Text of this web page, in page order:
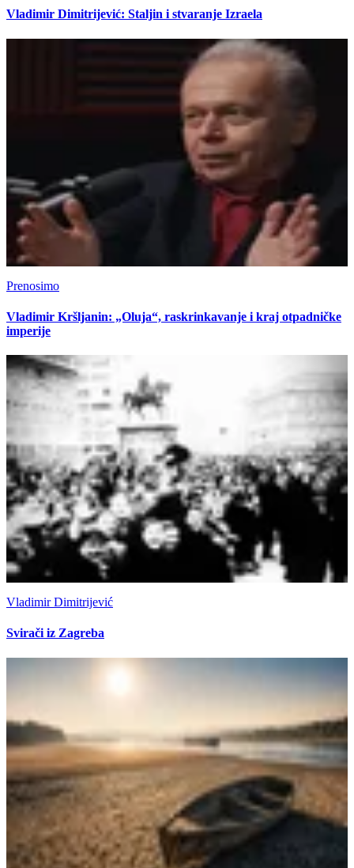
Vladimir Dimitrijević: Staljin i stvaranje Izraela
Prenosimo
Vladimir Kršljanin: „Oluja“, raskrinkavanje i kraj otpadničke
imperije
Vladimir Dimitrijević
Svirači iz Zagreba